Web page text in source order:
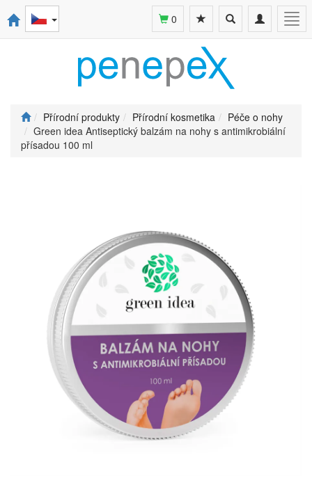
Toggle
navigation
Toggle
search
0
Přírodní produkty Přírodní kosmetika
Péče o nohy
Green idea Antiseptický balzám na nohy s antimikrobiální
přísadou 100 ml